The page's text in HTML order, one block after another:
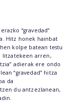
“gravedad”
Hitz honek hainbat
kolpe batean testu
litzatekeen arren,
adierak ere ondo
“gravedad” hitza
da
du antzezlanean,